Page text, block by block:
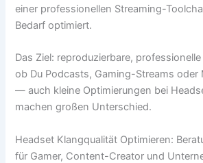
einer professionellen Streaming-
Bedarf optimiert.
Das Ziel: reproduzierbare,
ob Du Podcasts, Gaming-Streams oder
— auch kleine Optimierungen bei
machen großen Unterschied.
Headset Klangqualität Optimieren:
für Gamer, Content-Creator und